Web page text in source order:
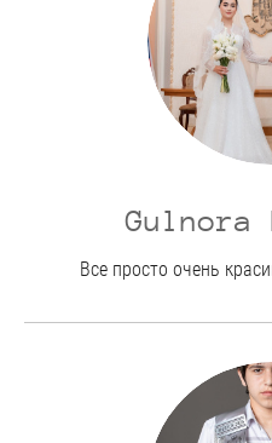
Gulnora
Все просто очень